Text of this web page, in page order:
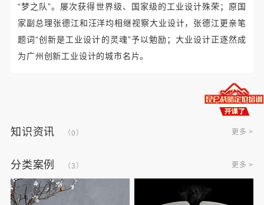
“梦之队”。屡次获得世界级、国家级的工业设计殊荣；原国
家副总理张德江和汪洋均相继视察大业设计，张德江更亲笔
题词“创新是工业设计的灵魂”予以勉励；大业设计正逐然成
为广州创新工业设计的城市名片。
更多 >
知识资讯 （0） 更多 >
分类案例 （3） 更多 >